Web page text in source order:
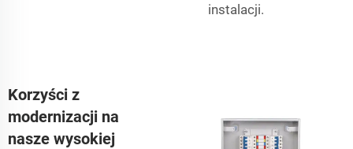
instalacji.
Korzyści z
modernizacji na
nasze wysokiej